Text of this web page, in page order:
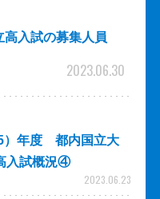
入試の募集人員
2023.06.30
）年度 都内国立大
入試概況④
2023.06.23